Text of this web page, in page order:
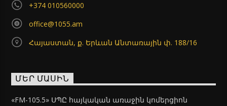
+374 010560000
office@1055.am
Հայաստան, ք. Երևան Անտառային փ. 188/16
ՄԵՐ ՄԱՍԻՆ
«FM-105.5» ՍՊԸ հայկական առաջին կոմերցիոն